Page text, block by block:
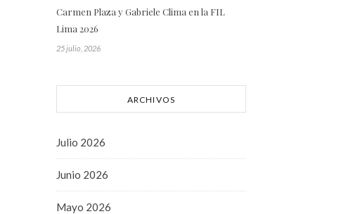
Carmen Plaza y Gabriele Clima en la FIL
Lima 2026
25 julio, 2026
ARCHIVOS
Julio 2026
Junio 2026
Mayo 2026